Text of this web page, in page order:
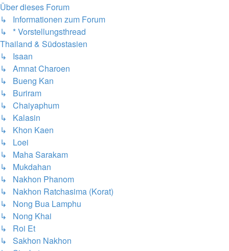
Über dieses Forum
↳ Informationen zum Forum
↳ * Vorstellungsthread
Thailand & Südostasien
↳ Isaan
↳ Amnat Charoen
↳ Bueng Kan
↳ Buriram
↳ Chaiyaphum
↳ Kalasin
↳ Khon Kaen
↳ Loei
↳ Maha Sarakam
↳ Mukdahan
↳ Nakhon Phanom
↳ Nakhon Ratchasima (Korat)
↳ Nong Bua Lamphu
↳ Nong Khai
↳ Roi Et
↳ Sakhon Nakhon